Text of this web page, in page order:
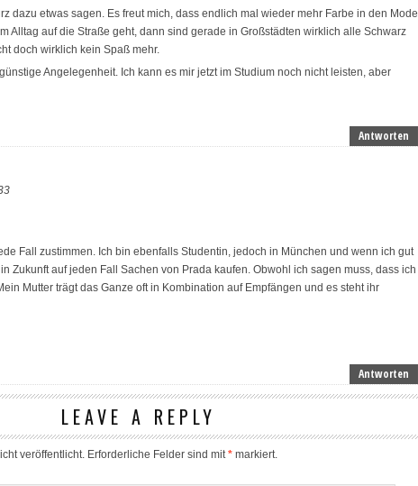
dazu etwas sagen. Es freut mich, dass endlich mal wieder mehr Farbe in den Mode
Alltag auf die Straße geht, dann sind gerade in Großstädten wirklich alle Schwarz
doch wirklich kein Spaß mehr.
Angelegenheit. Ich kann es mir jetzt im Studium noch nicht leisten, aber
Antworten
Fall zustimmen. Ich bin ebenfalls Studentin, jedoch in München und wenn ich gut
Zukunft auf jeden Fall Sachen von Prada kaufen. Obwohl ich sagen muss, dass ich
Mutter trägt das Ganze oft in Kombination auf Empfängen und es steht ihr
Antworten
LEAVE A REPLY
veröffentlicht. Erforderliche Felder sind mit* markiert.